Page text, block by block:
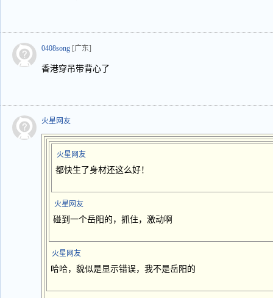
0408song [广东]
香港穿吊带背心了
火星网友
火星网友
都快生了身材还这么好！
火星网友
碰到一个岳阳的，抓住，激动啊
火星网友
哈哈，貌似是显示错误，我不是岳阳的